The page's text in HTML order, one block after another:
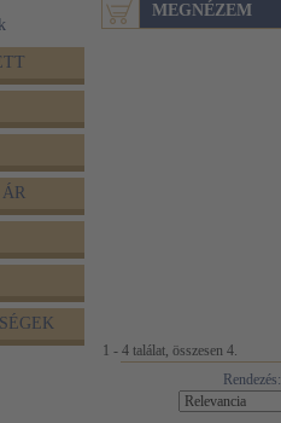
MEGNÉZEM
1 - 4 találat, összesen 4.
Rendezés: